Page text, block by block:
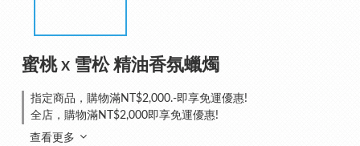
蜜桃 x 雪松 精油香氛蠟燭
指定商品，購物滿NT$2,000.-即享免運優惠!
全店，購物滿NT$2,000即享免運優惠!
查看更多